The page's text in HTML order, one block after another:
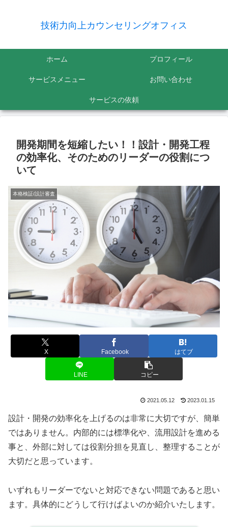
技術力向上カウンセリングオフィス
ホーム プロフィール
サービスメニュー お問い合わせ
サービスの依頼
開発期間を短縮したい！！設計・開発工程
の効率化、そのためのリーダーの役割につ
いて
本格検証/設計審査
X Facebook はてブ
LINE コピー
2021.05.12 2023.01.15
設計・開発の効率化を上げるのは非常に大切ですが、簡単
ではありません。内部的には標準化や、流用設計を進める
事と、外部に対しては役割分担を見直し、整理することが
大切だと思っています。
いずれもリーダーでないと対応できない問題であると思い
ます。具体的にどうして行けばよいのか紹介いたします。